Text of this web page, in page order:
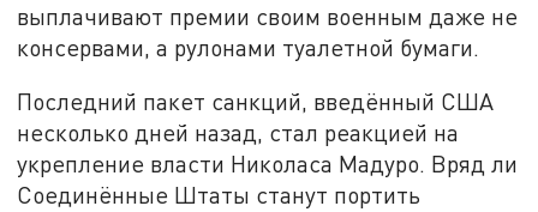
выплачивают премии своим военным даже не
консервами, а рулонами туалетной бумаги.
Последний пакет санкций, введённый США
несколько дней назад, стал реакцией на
укрепление власти Николаса Мадуро. Вряд ли
Соединённые Штаты станут портить